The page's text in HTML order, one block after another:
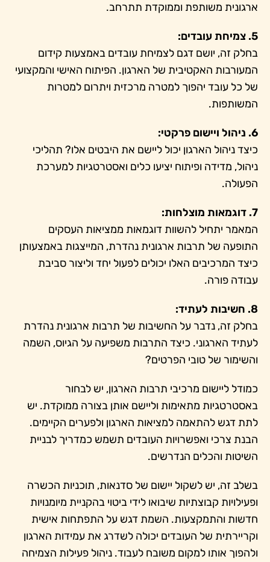
ארגונית משותפת וממוקדת תתרחב.
5. צמיחת עובדים:
בחלק זה, יושם דגם לצמיחת עובדים באמצעות קידום
המעורבות האקטיבית של הארגון. הפיתוח האישי והמקצועי
של כל עובד יהפוך למטרה מרכזית ויתרום למטרות
המשותפות.
6. ניהול ויישום פרקטי:
כיצד ניהול הארגון יכול ליישם את היבטים אלו? תהליכי
ניהול, מדידה ופיתוח יציעו כלים ואסטרטגיות למערכת
הפעולה.
7. דוגמאות מוצלחות:
המאמר יתחיל להשוות דוגמאות ממציאות העסקים
התופעה של תרבות ארגונית נהדרת, המייצגות באמצעותן
כיצד המרכיבים האלו יכולים לפעול יחד וליצור סביבת
עבודה פורה.
8. חשיבות לעתיד:
בחלק זה, נדבר על החשיבות של תרבות ארגונית נהדרת
לעתיד הארגוני. כיצד התרבות משפיעה על הגיוס, השמה
והשימור של טובי הפרטים?
כמודל ליישום מרכיבי תרבות הארגון, יש לבחור
באסטרטגיות מתאימות וליישם אותן בצורה ממוקדת. יש
לתת דגש להתאמה למציאות הארגון ולפערים הקיימים.
הבנת צרכי ואפשרויות העובדים תשמש כמדריך לבניית
השיטות והכלים הנדרשים.
בשלב זה, יש לשקול יישום של סדנאות, תוכניות הכשרה
ופעילויות קבוצתיות שיבואו לידי ביטוי בהקניית מיומנויות
חדשות והתמקצעות. השמת דגש על התפתחות אישית
וקריירתית של העובדים יכולה לשדרג את עמידות הארגון
ולהפוך אותו למקום משובח לעבוד. ניהול פעילות הצמיחה